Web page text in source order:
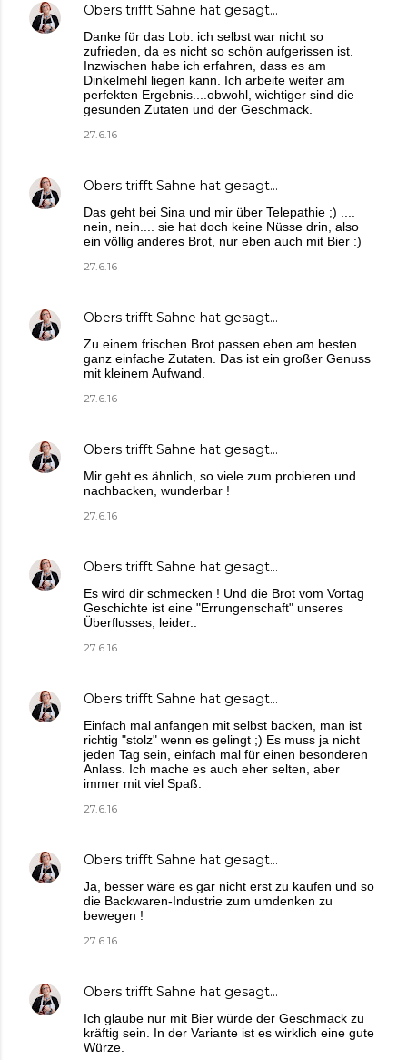
Obers trifft Sahne hat gesagt…
Danke für das Lob. ich selbst war nicht so
zufrieden, da es nicht so schön aufgerissen ist.
Inzwischen habe ich erfahren, dass es am
Dinkelmehl liegen kann. Ich arbeite weiter am
perfekten Ergebnis....obwohl, wichtiger sind die
gesunden Zutaten und der Geschmack.
27.6.16
Obers trifft Sahne hat gesagt…
Das geht bei Sina und mir über Telepathie ;) ....
nein, nein.... sie hat doch keine Nüsse drin, also
ein völlig anderes Brot, nur eben auch mit Bier :)
27.6.16
Obers trifft Sahne hat gesagt…
Zu einem frischen Brot passen eben am besten
ganz einfache Zutaten. Das ist ein großer Genuss
mit kleinem Aufwand.
27.6.16
Obers trifft Sahne hat gesagt…
Mir geht es ähnlich, so viele zum probieren und
nachbacken, wunderbar !
27.6.16
Obers trifft Sahne hat gesagt…
Es wird dir schmecken ! Und die Brot vom Vortag
Geschichte ist eine "Errungenschaft" unseres
Überflusses, leider..
27.6.16
Obers trifft Sahne hat gesagt…
Einfach mal anfangen mit selbst backen, man ist
richtig "stolz" wenn es gelingt ;) Es muss ja nicht
jeden Tag sein, einfach mal für einen besonderen
Anlass. Ich mache es auch eher selten, aber
immer mit viel Spaß.
27.6.16
Obers trifft Sahne hat gesagt…
Ja, besser wäre es gar nicht erst zu kaufen und so
die Backwaren-Industrie zum umdenken zu
bewegen !
27.6.16
Obers trifft Sahne hat gesagt…
Ich glaube nur mit Bier würde der Geschmack zu
kräftig sein. In der Variante ist es wirklich eine gute
Würze.